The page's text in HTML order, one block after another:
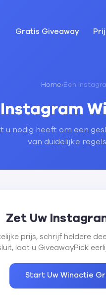
Gratis Giveaway
Home›Een
Instagram
u nodig heeft om een
van duidelijke
Zet Uw
prijs, schrijf heldere
laat u GiveawayPick
Start Uw Winactie